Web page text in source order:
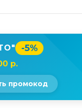
-5%
р.
промокод